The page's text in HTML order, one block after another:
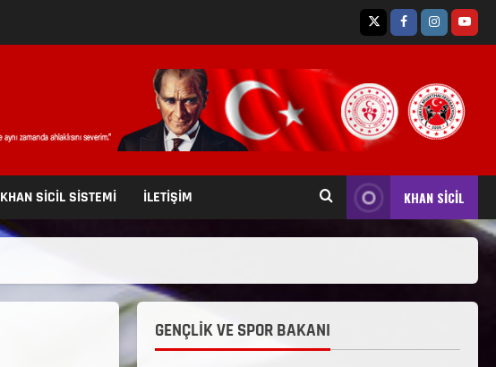
KHAN SİCİL SİSTEMİ İLETİŞİM KHAN SİCİL
GENÇLİK VE SPOR BAKANI